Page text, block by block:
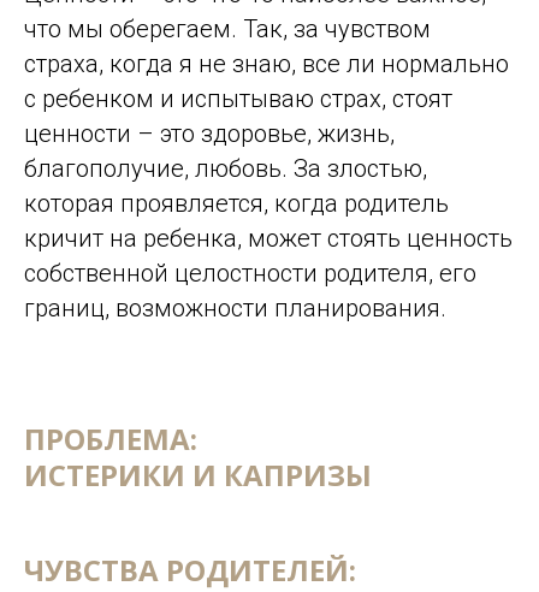
что мы оберегаем. Так, за чувством
страха, когда я не знаю, все ли нормально
с ребенком и испытываю страх, стоят
ценности – это здоровье, жизнь,
благополучие, любовь. За злостью,
которая проявляется, когда родитель
кричит на ребенка, может стоять ценность
собственной целостности родителя, его
границ, возможности планирования.
ПРОБЛЕМА:
ИСТЕРИКИ И КАПРИЗЫ
ЧУВСТВА РОДИТЕЛЕЙ: